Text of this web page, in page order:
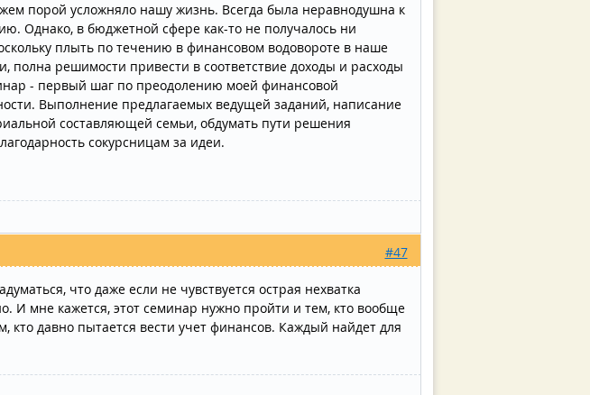
порой усложняло нашу жизнь. Всегда была неравнодушна к
Однако, в бюджетной сфере как-то не получалось ни
плыть по течению в финансовом водовороте в наше
полна решимости привести в соответствие доходы и расходы
- первый шаг по преодолению моей финансовой
Выполнение предлагаемых ведущей заданий, написание
составляющей семьи, обдумать пути решения
сокурсницам за идеи.
#47
что даже если не чувствуется острая нехватка
И мне кажется, этот семинар нужно пройти и тем, кто вообще
кто давно пытается вести учет финансов. Каждый найдет для